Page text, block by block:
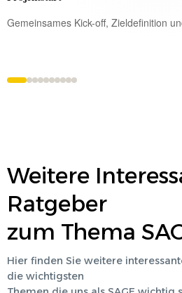
Gemeinsames Kick-off, Zieldefinition
Weitere
Ratgeber
zum Thema
Hier finden Sie weitere
die wichtigsten